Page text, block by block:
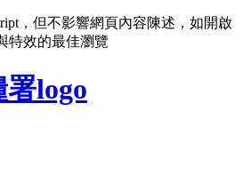
，但不影響網頁內容陳述，如開啟
特效的最佳瀏覽